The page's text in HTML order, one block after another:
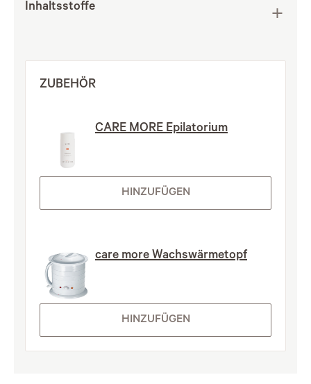
Inhaltsstoffe
ZUBEHÖR
CARE MORE Epilatorium
HINZUFÜGEN
care more Wachswärmetopf
HINZUFÜGEN